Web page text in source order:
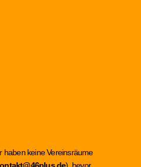
haben keine Vereinsräume